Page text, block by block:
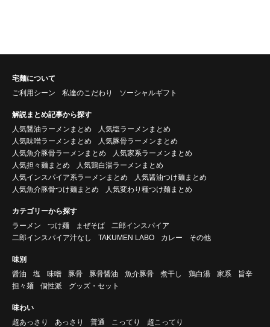
宅麺について
ご利用シーン
私達のこだわり ソーシャルギフト
解説まとめ記事から探す
人気醤油ラーメンまとめ
人気塩ラーメンまとめ
人気味噌ラーメンまとめ
人気豚骨ラーメンまとめ
人気魚介豚骨ラーメンまとめ
人気家系ラーメンまとめ
人気担々麺まとめ
人気鶏白湯ラーメンまとめ
人気インスパイア系ラーメンまとめ
人気醤油つけ麺まとめ
人気魚介豚骨つけ麺まとめ
人気変わり種つけ麺まとめ
カテゴリーから探す
ラーメン
つけ麺 まぜそば
二郎インスパイア
二郎インスパイア汁なし
TAKUMEN LABO カレー その他
味別
醤油
塩 味噌 豚骨 豚骨醤油 魚介豚骨 煮干し 鶏白湯 家系
旨辛
担々麺
個性派 グッズ・セット
味わい
超あっさり
あっさり 普通 こってり 超こってり